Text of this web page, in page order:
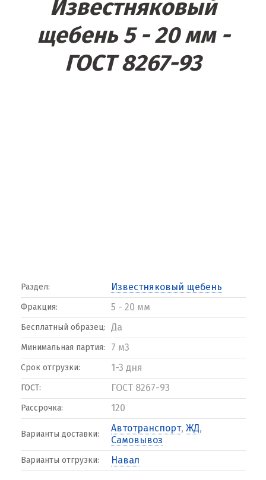
Известняковый
щебень 5 - 20 мм -
ГОСТ 8267-93
Раздел: Известняковый щебень
Фракция: 5 - 20 мм
Бесплатный образец: Да
Минимальная партия: 7 м3
Срок отгрузки: 1-3 дня
ГОСТ: ГОСТ 8267-93
Рассрочка: 120
Варианты доставки:
Автотранспорт, ЖД,
Самовывоз
Варианты отгрузки: Навал